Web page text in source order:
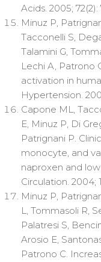
Acids. 2005; 72(2):
Minuz P,
Tacconelli S,
Talamini G,
Lechi A, Patrono
activation in
Hypertension.
Capone ML,
E, Minuz P, Di
Patrignani P.
monocyte, and
naproxen and
Circulation. 2004;
Minuz P,
L, Tommasoli R,
Palatresi S,
Arosio E,
Patrono C.